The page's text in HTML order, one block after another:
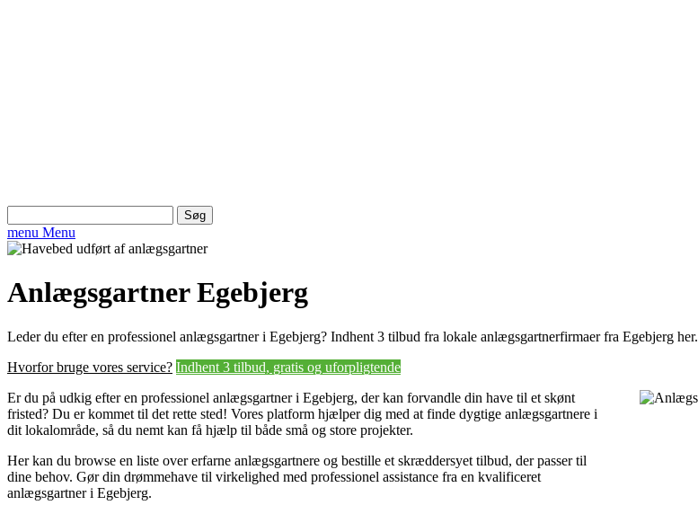
efter:
menu Menu
Anlægsgartner Egebjerg
Leder du efter en professionel anlægsgartner i Egebjerg? Indhent 3 tilbud fra lokale anlægsgartnerfirmaer fra Egebjerg her.
Hvorfor bruge vores service? Indhent 3 tilbud, gratis og uforpligtende
Er du på udkig efter en professionel anlægsgartner i Egebjerg, der kan forvandle din have til et skønt
fristed? Du er kommet til det rette sted! Vores platform hjælper dig med at finde dygtige anlægsgartnere i
dit lokalområde, så du nemt kan få hjælp til både små og store projekter.
Her kan du browse en liste over erfarne anlægsgartnere og bestille et skræddersyet tilbud, der passer til
dine behov. Gør din drømmehave til virkelighed med professionel assistance fra en kvalificeret
anlægsgartner i Egebjerg.